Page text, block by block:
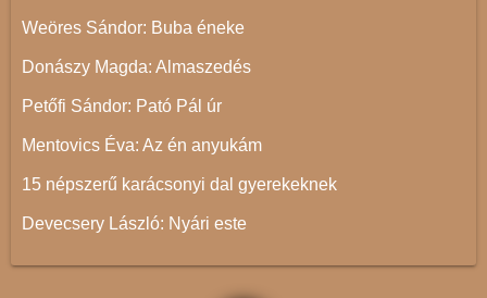
Weöres Sándor: Buba éneke
Donászy Magda: Almaszedés
Petőfi Sándor: Pató Pál úr
Mentovics Éva: Az én anyukám
15 népszerű karácsonyi dal gyerekeknek
Devecsery László: Nyári este